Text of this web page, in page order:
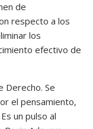
de
respecto a los
los
efectivo de
Derecho. Se
el pensamiento,
un pulso al